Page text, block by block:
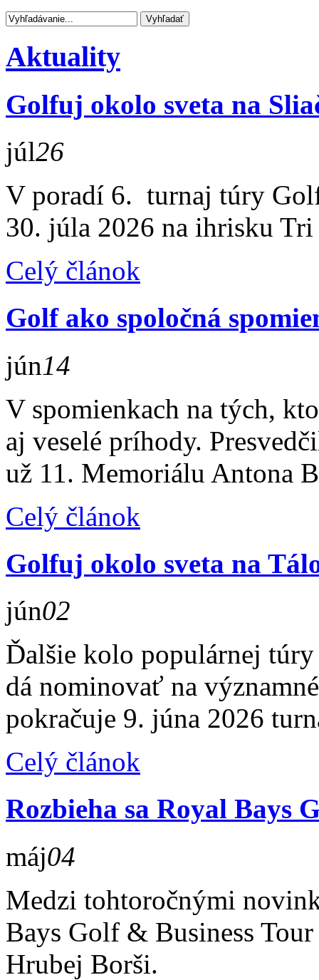
Aktuality
Golfuj okolo sveta na
júl26
V poradí 6. turnaj túry
30. júla 2026 na ihrisku
Celý článok
Golf ako spoločná
jún14
V spomienkach na tých,
aj veselé príhody.
už 11. Memoriálu Antona
Celý článok
Golfuj okolo sveta na
jún02
Ďalšie kolo populárnej
dá nominovať na
pokračuje 9. júna 2026
Celý článok
Rozbieha sa Royal Bays
máj04
Medzi tohtoročnými
Bays Golf & Business
Hrubej Borši.